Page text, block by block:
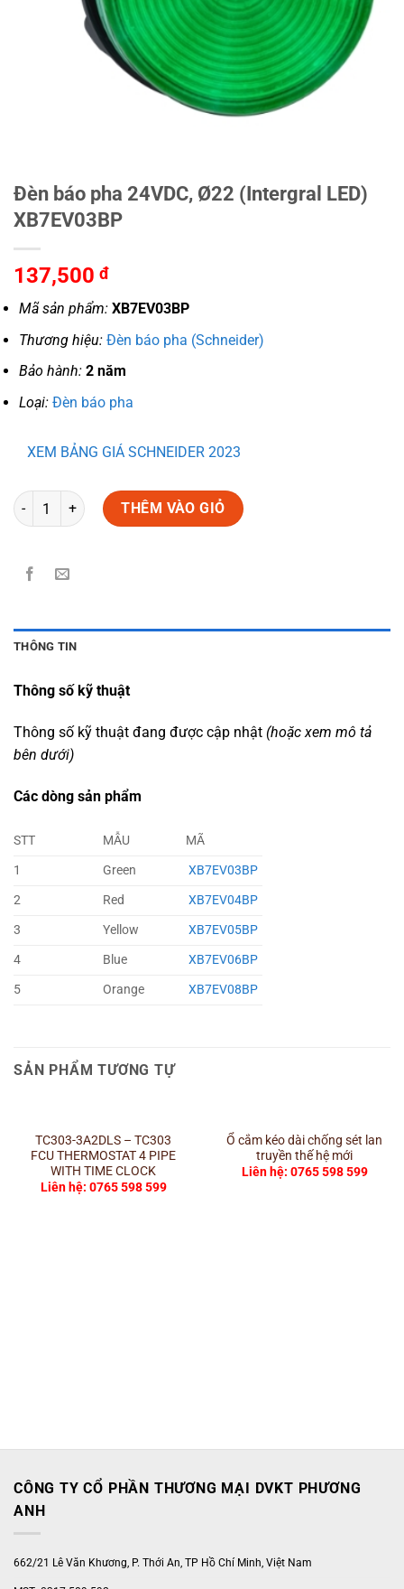
Đèn báo pha 24VDC, Ø22 (Intergral LED)
XB7EV03BP
137,500 đ
Mã sản phẩm: XB7EV03BP
Thương hiệu: Đèn báo pha (Schneider)
Bảo hành:2 năm
Loại: Đèn báo pha
XEM BẢNG GIÁ SCHNEIDER 2023
Số lượng THÊM VÀO GIỎ
THÔNG TIN
Thông số kỹ thuật
Thông số kỹ thuật đang được cập nhật (hoặc xem mô tả
bên dưới)
Các dòng sản phẩm
STT MẪU
MÃ
1
Green
XB7EV03BP
2
Red
XB7EV04BP
3
Yellow
XB7EV05BP
4
Blue
XB7EV06BP
5
Orange XB7EV08BP
SẢN PHẨM TƯƠNG TỰ
TC303-3A2DLS – TC303
FCU THERMOSTAT 4 PIPE
WITH TIME CLOCK
Liên hệ: 0765 598 599
Ổ cắm kéo dài chống sét lan
truyền thế hệ mới
Liên hệ: 0765 598 599
CÔNG TY CỔ PHẦN THƯƠNG MẠI DVKT PHƯƠNG
ANH
662/21 Lê Văn Khương, P. Thới An, TP Hồ Chí Minh, Việt Nam